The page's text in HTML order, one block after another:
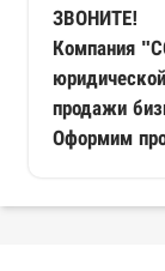
ЗВОНИТЕ!
Компания
продажи
Оформим